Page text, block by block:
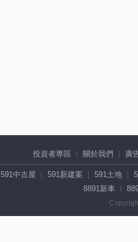
投資者專區 關於我們 廣
591中古屋 591新建案 591土地
8891新車